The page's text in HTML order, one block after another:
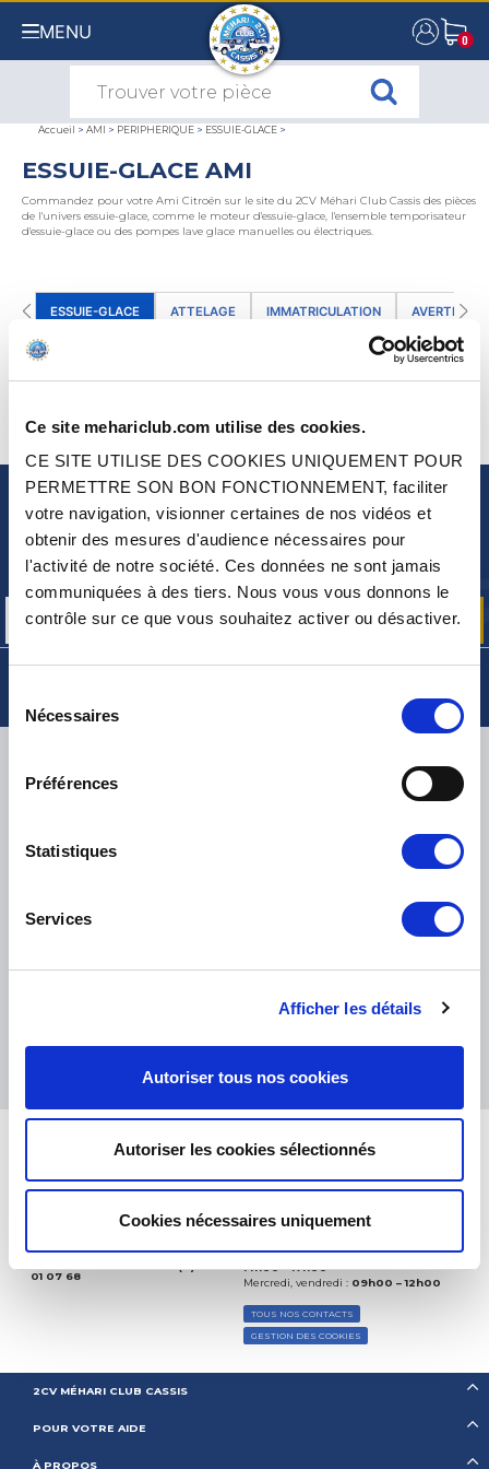
Ce site mehariclub.com utilise des cookies.
CE SITE UTILISE DES COOKIES UNIQUEMENT POUR
PERMETTRE SON BON FONCTIONNEMENT, faciliter
votre navigation, visionner certaines de nos vidéos et
obtenir des mesures d'audience nécessaires pour
l'activité de notre société. Ces données ne sont jamais
communiquées à des tiers. Nous vous vous donnons le
contrôle sur ce que vous souhaitez activer ou désactiver.
Nécessaires
Préférences
Statistiques
Services
Afficher les détails
Autoriser tous nos cookies
Autoriser les cookies sélectionnés
Cookies nécessaires uniquement
MENU 0
0
Accueil > AMI > PERIPHERIQUE > ESSUIE-GLACE >
ESSUIE-GLACE AMI
Commandez pour votre Ami Citroën sur le site du 2CV Méhari Club Cassis des pièces
de l'univers essuie-glace, comme le moteur d'essuie-glace, l'ensemble temporisateur
d'essuie-glace ou des pompes lave glace manuelles ou électriques.
ESSUIE-GLACE ATTELAGE IMMATRICULATION
TOUS NOS PRODUITS ESSUIE-GLACE DE AMI
(0)
TRIER PAR
NEWSLETTER
Inscrivez-vous pour recevoir gratuitement
nos offres promos et actualités produits
TNT, GÉODIS, FRANCE EXPRESS, DPD
/5
(depuis 2018)
CONTACTEZ-NOUS
PAR MAIL
PAR TÉLÉPHONE :+ 33 (0)4 42
01 07 68
Lundi, mardi, jeudi :09h00 – 12h00 /
14h00 – 17h00
Mercredi, vendredi : 09h00 – 12h00
TOUS NOS CONTACTS
GESTION DES COOKIES
2CV MÉHARI CLUB CASSIS
POUR VOTRE AIDE
À PROPOS